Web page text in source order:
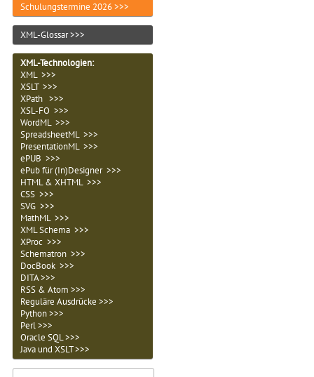
Schulungstermine 2026 >>>
XML-Glossar >>>
XML-Technologien:
XML >>>
XSLT >>>
XPath >>>
XSL-FO >>>
WordML >>>
SpreadsheetML >>>
PresentationML >>>
ePUB >>>
ePub für (In)Designer >>>
HTML & XHTML >>>
CSS >>>
SVG >>>
MathML >>>
XML Schema >>>
XProc >>>
Schematron >>>
DocBook >>>
DITA >>>
RSS & Atom >>>
Reguläre Ausdrücke >>>
Python >>>
Perl >>>
Oracle SQL >>>
Java und XSLT >>>